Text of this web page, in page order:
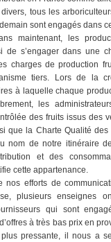
tous les
sont engagés dans
maintenant, les
de s’engager dans une
charges de production
tiers. Lors de la
à laquelle chaque
les
des fruits issus des
que la Charte Qualité
nom de notre itinéraire
et des
cette appartenance.
efforts de
plusieurs enseignes
qui sont
à très bas prix en
pressante, il nous a